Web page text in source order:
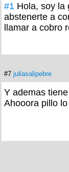
#1 Hola, soy la
abstenerte a
llamar a cobro
#7 juliasalipebre
Y ademas
Ahooora pillo